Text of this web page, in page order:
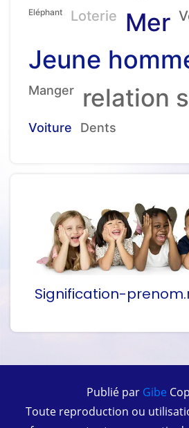
Eléphant Loterie Mer
Jeune
Manger relation
Voiture Dents
Signification-
Publié par Gibe
Toute reproduction ou